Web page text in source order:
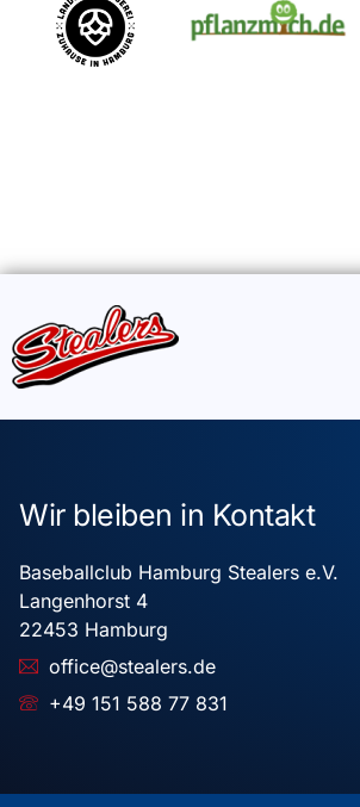
Wir bleiben in Kontakt
Baseballclub Hamburg Stealers e.V.
Langenhorst 4
22453 Hamburg
office@stealers.de
+49 151 588 77 831